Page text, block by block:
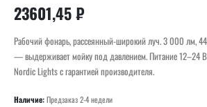
23601,45₽
Рабочий фонарь, рассеянный-широкий луч. 3 000 лм,
— выдерживает мойку под давлением. Питание 12–24
Nordic Lights с гарантией производителя.
Наличие:Предзаказ 2-4 недели